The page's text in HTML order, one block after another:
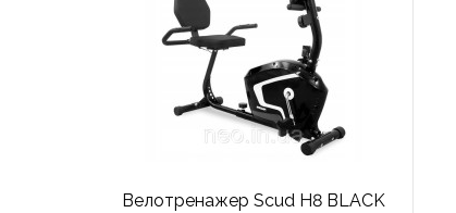
Велотренажер Scud H8 BLACK